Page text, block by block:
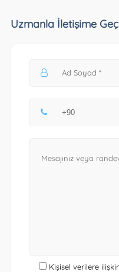
Uzmanla İletişime
Kişisel verilere